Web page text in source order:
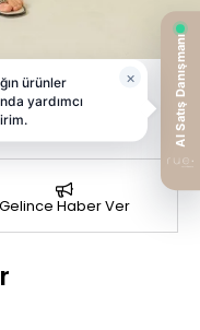
Elbise
Gelince Haber Ver